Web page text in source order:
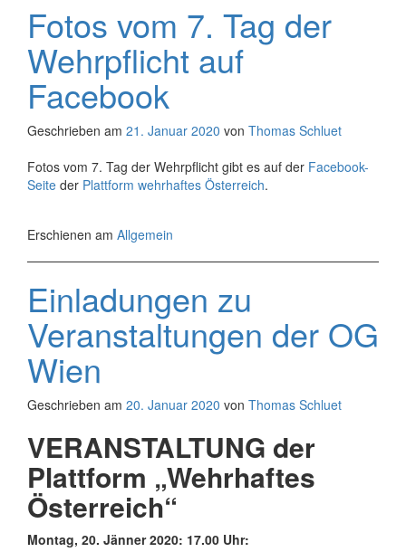
Fotos vom 7. Tag der
Wehrpflicht auf
Facebook
Geschrieben am 21. Januar 2020 von Thomas Schluet
Fotos vom 7. Tag der Wehrpflicht gibt es auf der Facebook-
Seite der Plattform wehrhaftes Österreich.
Erschienen am Allgemein
Einladungen zu
Veranstaltungen der OG
Wien
Geschrieben am 20. Januar 2020 von Thomas Schluet
VERANSTALTUNG der
Plattform „Wehrhaftes
Österreich“
Montag, 20. Jänner 2020: 17.00 Uhr: